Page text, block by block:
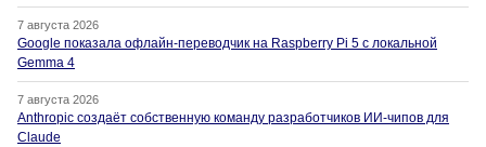
7 августа 2026
Google показала офлайн-переводчик на Raspberry Pi 5 с локальной
Gemma 4
7 августа 2026
Anthropic создаёт собственную команду разработчиков ИИ-чипов для
Claude